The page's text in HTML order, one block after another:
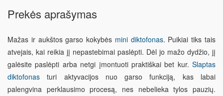
Prekės aprašymas
Mažas ir aukštos garso kokybės mini diktofonas. Puikiai tiks tais
atvejais, kai reikia jį nepastebimai paslėpti. Dėl jo mažo dydžio, jį
galėsite paslėpti arba netgi įmontuoti praktiškai bet kur. Slaptas
diktofonas turi aktyvacijos nuo garso funkciją, kas labai
palengvina perklausimo procesą, nes nebelieka tylos pauzių.